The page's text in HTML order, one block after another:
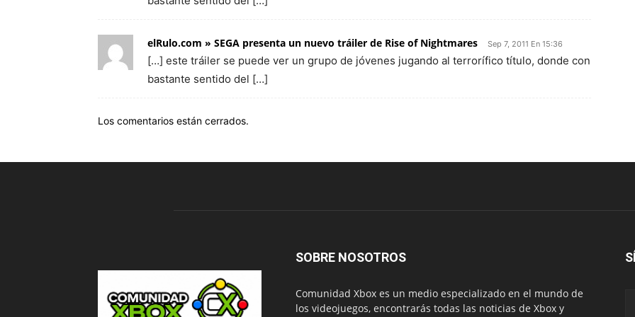
elRulo.com » SEGA presenta un nuevo tráiler de Rise of Nightmares Sep 7, 2011 En 15:36
[…] este tráiler se puede ver un grupo de jóvenes jugando al terrorífico título, donde con
bastante sentido del […]
Los comentarios están cerrados.
SOBRE NOSOTROS
Comunidad Xbox es un medio especializado en el mundo de
los videojuegos, encontrarás todas las noticias de Xbox y